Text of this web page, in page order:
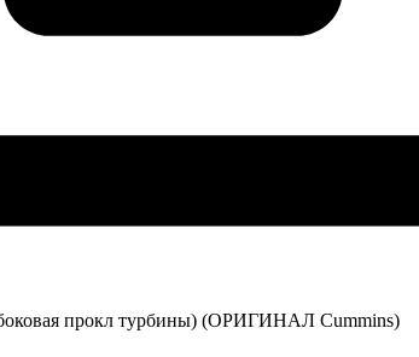
прокл турбины) (ОРИГИНАЛ Cummins)